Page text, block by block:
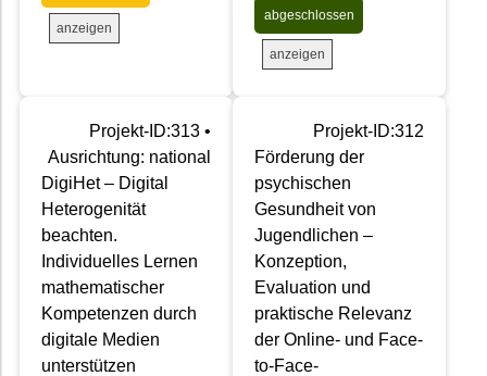
anzeigen
abgeschlossen
anzeigen
Projekt-ID:313 •
Ausrichtung: national
DigiHet – Digital
Heterogenität
beachten.
Individuelles Lernen
mathematischer
Kompetenzen durch
digitale Medien
unterstützen
Projekt-ID:312
Förderung der
psychischen
Gesundheit von
Jugendlichen –
Konzeption,
Evaluation und
praktische Relevanz
der Online- und Face-
to-Face-